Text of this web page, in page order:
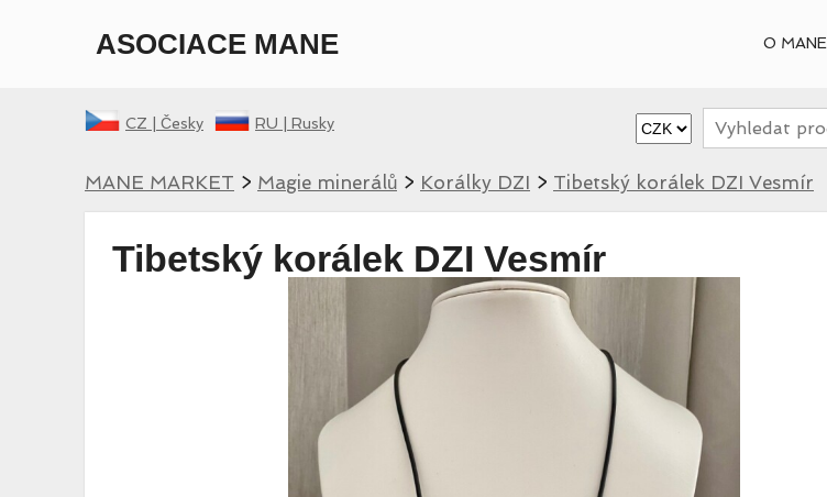
ASOCIACE MANE O MANE
CZ | Česky RU | Rusky
MANE MARKET > Magie minerálů > Korálky DZI > Tibetský korálek DZI Vesmír
Tibetský korálek DZI Vesmír